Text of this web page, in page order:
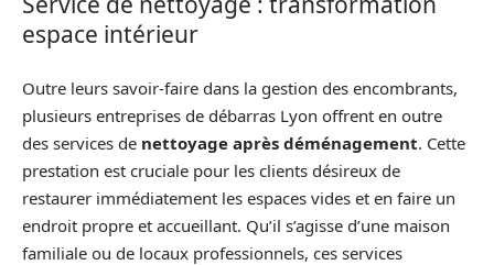
espace intérieur
Outre leurs savoir-faire dans la gestion des encombrants,
plusieurs entreprises de débarras Lyon offrent en outre
des services de nettoyage après déménagement. Cette
prestation est cruciale pour les clients désireux de
restaurer immédiatement les espaces vides et en faire un
endroit propre et accueillant. Qu’il s’agisse d’une maison
familiale ou de locaux professionnels, ces services